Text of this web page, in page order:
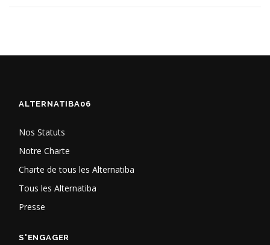
ALTERNATIBA06
Nos Statuts
Notre Charte
Charte de tous les Alternatiba
Tous les Alternatiba
Presse
S'ENGAGER